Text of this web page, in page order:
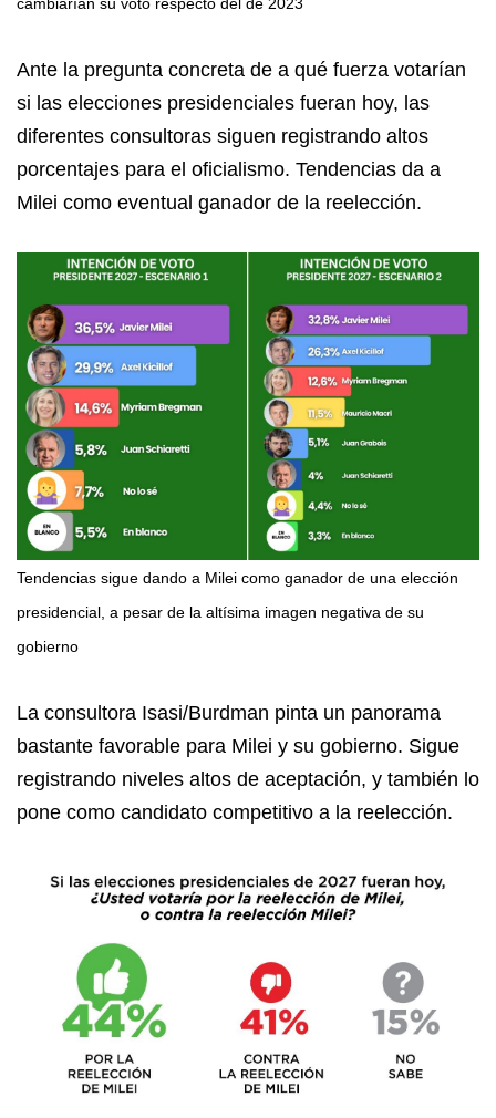
cambiarían su voto respecto del de 2023
Ante la pregunta concreta de a qué fuerza votarían
si las elecciones presidenciales fueran hoy, las
diferentes consultoras siguen registrando altos
porcentajes para el oficialismo. Tendencias da a
Milei como eventual ganador de la reelección.
Tendencias sigue dando a Milei como ganador de una elección
presidencial, a pesar de la altísima imagen negativa de su
gobierno
La consultora Isasi/Burdman pinta un panorama
bastante favorable para Milei y su gobierno. Sigue
registrando niveles altos de aceptación, y también lo
pone como candidato competitivo a la reelección.